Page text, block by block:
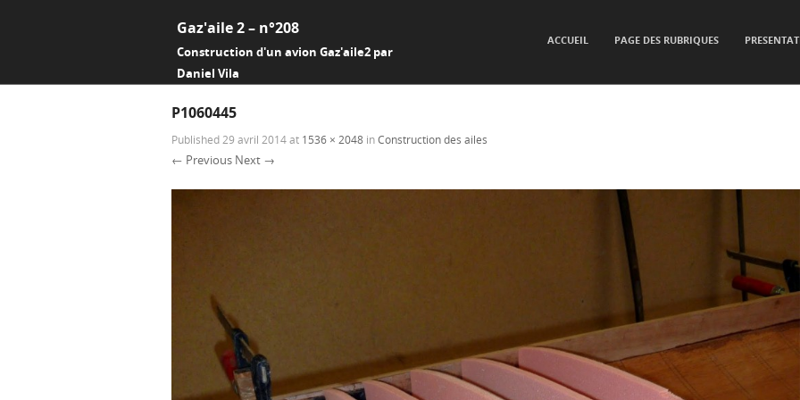
Gaz'aile 2 – n°208
Construction d'un avion Gaz'aile2 par
Daniel Vila
ACCUEIL PAGE DES RUBRIQUES
P1060445
Published 29 avril 2014at 1536 × 2048 inConstruction des ailes
← Previous Next →